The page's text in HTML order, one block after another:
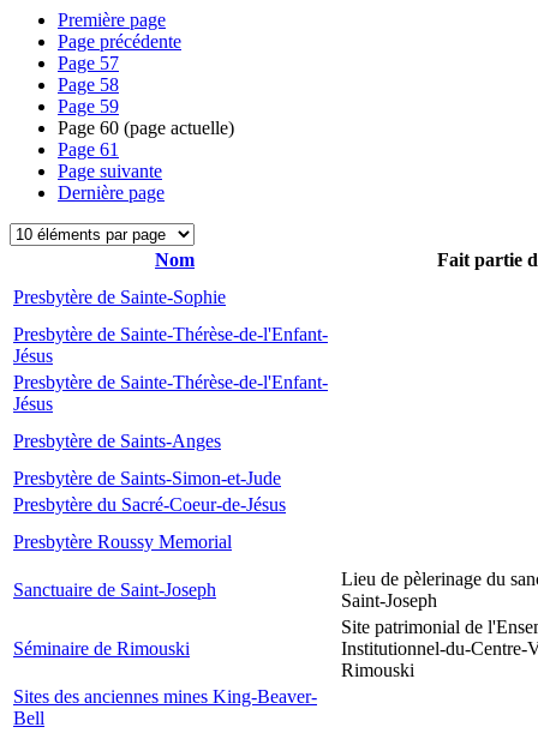
Première page
Page précédente
Page 57
Page 58
Page 59
Page 60 (page actuelle)
Page 61
Page suivante
Dernière page
Nom
Fait partie
Presbytère de Sainte-Sophie
Presbytère de Sainte-Thérèse-de-l'Enfant-
Jésus
Presbytère de Sainte-Thérèse-de-l'Enfant-
Jésus
Presbytère de Saints-Anges
Presbytère de Saints-Simon-et-Jude
Presbytère du Sacré-Coeur-de-Jésus
Presbytère Roussy Memorial
Sanctuaire de Saint-Joseph
Lieu de pèlerinage du
Saint-Joseph
Séminaire de Rimouski
Site patrimonial de
Institutionnel-du-Centre-
Rimouski
Sites des anciennes mines King-Beaver-
Bell